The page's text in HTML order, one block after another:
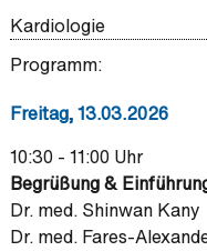
Kardiologie
Programm:
Freitag, 13.03.2026
10:30 - 11:00 Uhr
Begrüßung &
Dr. med. Shinwan Kany
Dr. med. Fares-